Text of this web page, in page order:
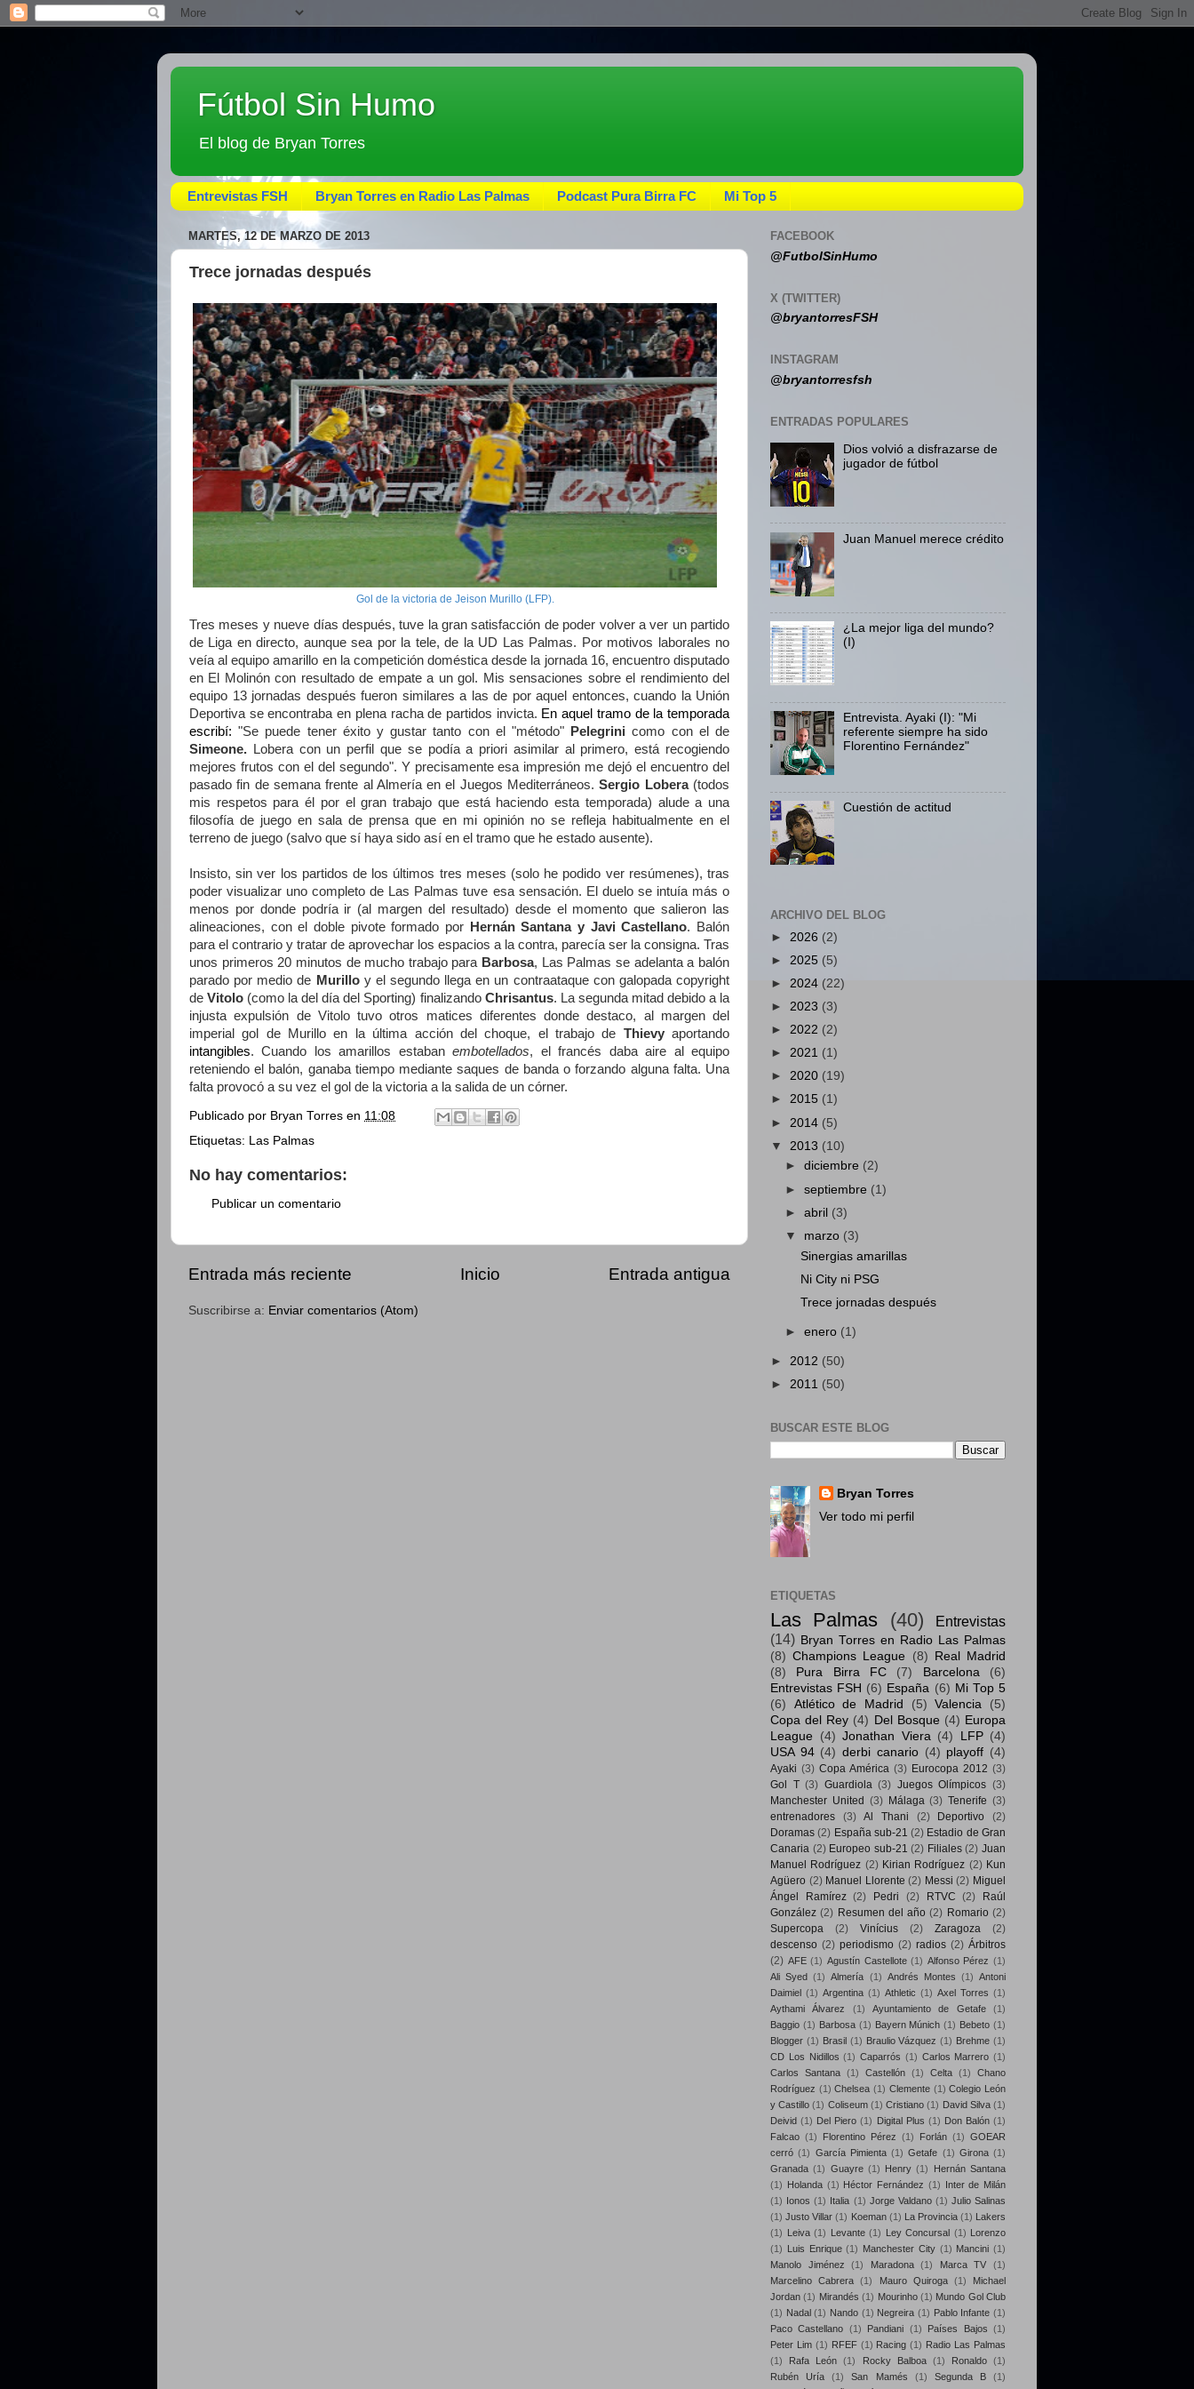
Fútbol Sin Humo
El blog de Bryan Torres
Entrevistas FSH Bryan Torres en Radio Las Palmas Podcast Pura Birra FC Mi Top 5
MARTES, 12 DE MARZO DE 2013
Trece jornadas después
Gol de la victoria de Jeison Murillo (LFP).
Tres meses y nueve días después, tuve la gran satisfacción de poder volver a ver un partido
de Liga en directo, aunque sea por la tele, de la UD Las Palmas. Por motivos laborales no
veía al equipo amarillo en la competición doméstica desde la jornada 16, encuentro disputado
en El Molinón con resultado de empate a un gol. Mis sensaciones sobre el rendimiento del
equipo 13 jornadas después fueron similares a las de por aquel entonces, cuando la Unión
Deportiva se encontraba en plena racha de partidos invicta. En aquel tramo de la temporada
escribí: "Se puede tener éxito y gustar tanto con el "método" Pelegrini como con el de
Simeone. Lobera con un perfil que se podía a priori asimilar al primero, está recogiendo
mejores frutos con el del segundo". Y precisamente esa impresión me dejó el encuentro del
pasado fin de semana frente al Almería en el Juegos Mediterráneos.Sergio Lobera(todos
mis respetos para él por el gran trabajo que está haciendo esta temporada) alude a una
filosofía de juego en sala de prensa que en mi opinión no se refleja habitualmente en el
terreno de juego (salvo que sí haya sido así en el tramo que he estado ausente).
Insisto, sin ver los partidos de los últimos tres meses (solo he podido ver resúmenes), tras
poder visualizar uno completo de Las Palmas tuve esa sensación. El duelo se intuía más o
menos por donde podría ir (al margen del resultado) desde el momento que salieron las
alineaciones, con el doble pivote formado por
Hernán Santana y Javi Castellano. Balón
para el contrario y tratar de aprovechar los espacios a la contra, parecía ser la consigna. Tras
unos primeros 20 minutos de mucho trabajo paraBarbosa, Las Palmas se adelanta a balón
parado por medio de Murilloy el segundo llega en un contraataque con galopada copyright
de Vitolo (como la del día del Sporting) finalizando Chrisantus. La segunda mitad debido a la
injusta expulsión de Vitolo tuvo otros matices diferentes donde destaco, al margen del
imperial gol de Murillo en la última acción del choque, el trabajo de Thievyaportando
intangibles. Cuando los amarillos estabanembotellados, el francés daba aire al equipo
reteniendo el balón, ganaba tiempo mediante saques de banda o forzando alguna falta. Una
falta provocó a su vez el gol de la victoria a la salida de un córner.
Publicado por Bryan Torres en 11:08
Etiquetas:
Las Palmas
No hay comentarios:
Publicar un comentario
Entrada más reciente Entrada antigua
Inicio
Suscribirse a: Enviar comentarios (Atom)
FACEBOOK
@FutbolSinHumo
X (TWITTER)
@bryantorresFSH
INSTAGRAM
@bryantorresfsh
ENTRADAS POPULARES
Dios volvió a disfrazarse de
jugador de fútbol
Juan Manuel merece crédito
¿La mejor liga del mundo?
(I)
Entrevista. Ayaki (I): "Mi
referente siempre ha sido
Florentino Fernández"
Cuestión de actitud
ARCHIVO DEL BLOG
► 2026 (2)
► 2025 (5)
► 2024 (22)
► 2023 (3)
► 2022 (2)
► 2021 (1)
► 2020 (19)
► 2015 (1)
► 2014 (5)
▼ 2013 (10)
►diciembre (2)
►septiembre (1)
►abril (3)
▼ marzo (3)
Sinergias amarillas
Ni City ni PSG
Trece jornadas después
►enero (1)
► 2012 (50)
► 2011 (50)
BUSCAR ESTE BLOG
Bryan Torres
Ver todo mi perfil
ETIQUETAS
Las Palmas (40)
Entrevistas
(14) Bryan Torres en Radio Las Palmas
(8) Champions League (8)
Real Madrid
(8)
Pura Birra FC (7) Barcelona
(6)
Entrevistas FSH (6) España (6) Mi Top 5
(6)
Atlético de Madrid (5) Valencia
(5)
Copa del Rey (4) Del Bosque (4) Europa
League
(4) Jonathan Viera (4) LFP (4)
USA 94 (4) derbi canario (4) playoff (4)
Ayaki (3) Copa América (3) Eurocopa 2012 (3)
Gol T (3) Guardiola (3) Juegos Olímpicos (3)
Manchester United (3) Málaga (3) Tenerife (3)
entrenadores
(3) Al Thani (2) Deportivo
(2)
Doramas (2) España sub-21 (2) Estadio de Gran
Canaria (2) Europeo sub-21 (2) Filiales (2) Juan
Manuel Rodríguez (2) Kirian Rodríguez (2) Kun
Agüero (2) Manuel Llorente (2) Messi (2) Miguel
Ángel Ramírez (2) Pedri (2) RTVC (2)
Raúl
González (2) Resumen del año (2) Romario (2)
Supercopa
(2) Vinícius (2) Zaragoza
(2)
descenso (2) periodismo (2) radios (2) Árbitros
(2) AFE (1) Agustín Castellote (1) Alfonso Pérez (1)
Ali Syed (1) Almería (1) Andrés Montes (1) Antoni
Daimiel (1) Argentina (1) Athletic (1) Axel Torres (1)
Aythami Álvarez
(1) Ayuntamiento de Getafe
(1)
Baggio (1) Barbosa (1) Bayern Múnich (1) Bebeto (1)
Blogger (1) Brasil (1) Braulio Vázquez (1) Brehme (1)
CD Los Nidillos (1) Caparrós (1) Carlos Marrero (1)
Carlos Santana (1) Castellón (1) Celta (1)
Chano
Rodríguez (1) Chelsea (1) Clemente (1) Colegio León
y Castillo (1) Coliseum (1) Cristiano (1) David Silva (1)
Deivid (1) Del Piero (1) Digital Plus (1) Don Balón (1)
Falcao (1) Florentino Pérez (1) Forlán (1) GOEAR
cerró (1) García Pimienta (1) Getafe (1) Girona (1)
Granada (1) Guayre (1) Henry (1)
Hernán Santana
(1) Holanda (1) Héctor Fernández (1) Inter de Milán
(1) Ionos (1) Italia (1) Jorge Valdano (1) Julio Salinas
(1) Justo Villar (1) Koeman (1) La Provincia (1) Lakers
(1) Leiva (1) Levante (1) Ley Concursal (1) Lorenzo
(1) Luis Enrique (1) Manchester City (1) Mancini (1)
Manolo Jiménez
(1) Maradona (1) Marca TV
(1)
Marcelino Cabrera
(1) Mauro Quiroga (1)
Michael
Jordan (1) Mirandés (1) Mourinho (1) Mundo Gol Club
(1) Nadal (1) Nando (1) Negreira (1) Pablo Infante (1)
Paco Castellano (1) Pandiani (1) Países Bajos (1)
Peter Lim (1) RFEF (1) Racing (1) Radio Las Palmas
(1)
Rafa León (1) Rocky Balboa (1) Ronaldo (1)
Rubén Uría
(1) San Mamés (1) Segunda B
(1)